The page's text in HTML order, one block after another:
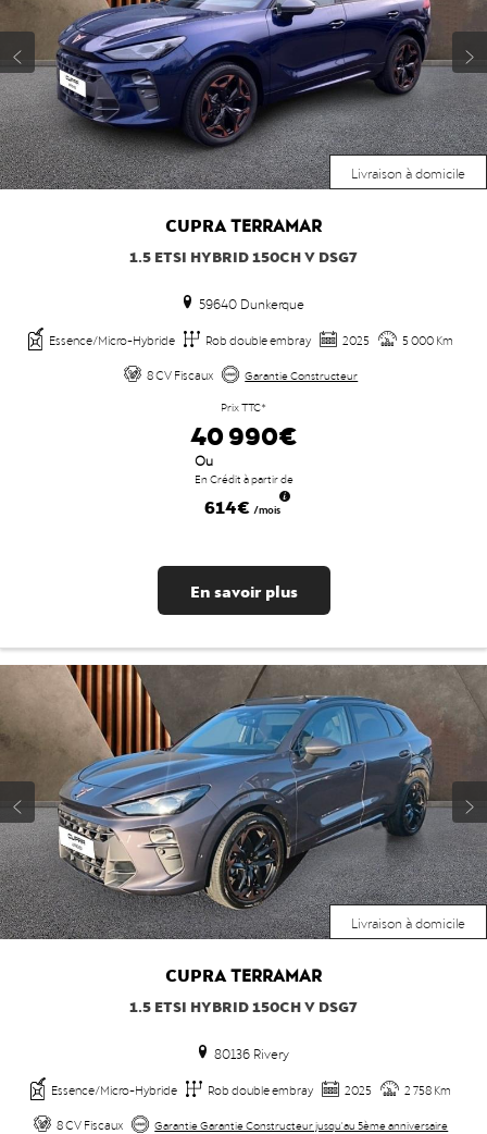
Livraison à domicile
CUPRATERRAMAR
1.5 ETSI HYBRID 150CH V DSG7
59640 Dunkerque
Essence/Micro-Hybride Rob double embray 2025
5 000 Km
8 CV Fiscaux
Garantie Constructeur
Prix TTC*
40 990€
Ou
En Crédit à partir de
614€ /mois
En savoir plus
Livraison à domicile
CUPRATERRAMAR
1.5 ETSI HYBRID 150CH V DSG7
80136 Rivery
Essence/Micro-Hybride Rob double embray 2025
2 758 Km
8 CV Fiscaux
Garantie Garantie Constructeur jusqu'au 5ème anniversaire